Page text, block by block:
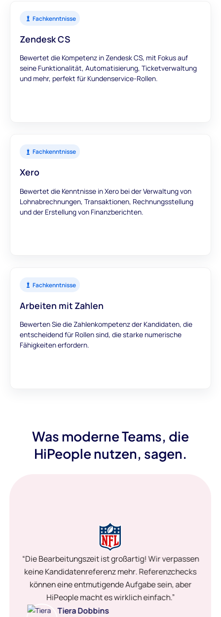
Fachkenntnisse
Zendesk CS
Bewertet die Kompetenz in Zendesk CS, mit Fokus auf
seine Funktionalität, Automatisierung, Ticketverwaltung
und mehr, perfekt für Kundenservice-Rollen.
Fachkenntnisse
Xero
Bewertet die Kenntnisse in Xero bei der Verwaltung von
Lohnabrechnungen, Transaktionen, Rechnungsstellung
und der Erstellung von Finanzberichten.
Fachkenntnisse
Arbeiten mit Zahlen
Bewerten Sie die Zahlenkompetenz der Kandidaten, die
entscheidend für Rollen sind, die starke numerische
Fähigkeiten erfordern.
Was moderne Teams, die
HiPeople nutzen, sagen.
“Die Bearbeitungszeit ist großartig! Wir verpassen
keine Kandidatenreferenz mehr. Referenzchecks
können eine entmutigende Aufgabe sein, aber
HiPeople macht es wirklich einfach.”
Tiera Dobbins